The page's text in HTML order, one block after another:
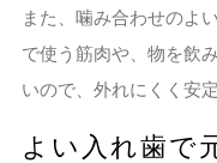
また、噛み合わせのよ
で使う筋肉や、物を飲
いので、外れにくく安
よい入れ歯で